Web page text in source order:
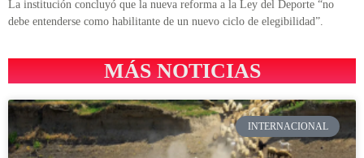
La institución concluyó que la nueva reforma a la Ley del Deporte “no
debe entenderse como habilitante de un nuevo ciclo de elegibilidad”.
MÁS NOTICIAS
INTERNACIONAL